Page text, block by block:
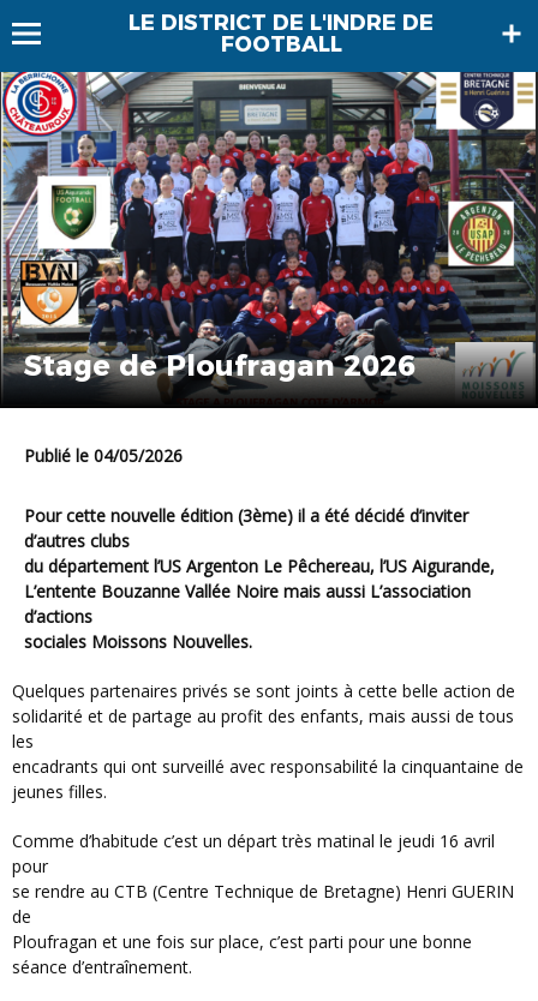
LE DISTRICT DE L'INDRE DE
FOOTBALL
Stage de Ploufragan 2026
Publié le 04/05/2026
Pour cette nouvelle édition (3ème) il a été décidé d’inviter
d’autres clubs
du département l’US Argenton Le Pêchereau, l’US Aigurande,
L’entente Bouzanne Vallée Noire mais aussi L’association
d’actions
sociales Moissons Nouvelles.
Quelques partenaires privés se sont joints à cette belle action de
solidarité et de partage au profit des enfants, mais aussi de tous
les
encadrants qui ont surveillé avec responsabilité la cinquantaine de
jeunes filles.
Comme d’habitude c’est un départ très matinal le jeudi 16 avril
pour
se rendre au CTB (Centre Technique de Bretagne) Henri GUERIN
de
Ploufragan et une fois sur place, c’est parti pour une bonne
séance d’entraînement.